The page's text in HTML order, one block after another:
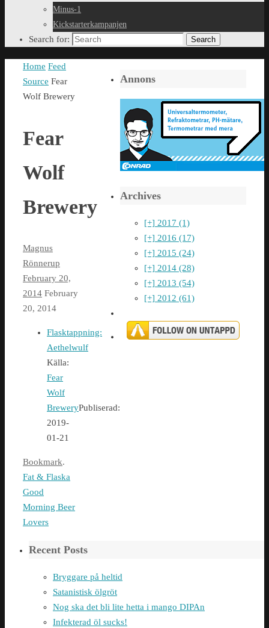
Minus-1
Kickstarterkampanjen
Search for: Search
Home Feed
Source Fear
Wolf Brewery
Fear
Wolf
Brewery
Magnus
Rönnerup
February 20,
2014 February
20, 2014
Flasktappning:
Aethelwulf
Källa:
Fear
Wolf
BreweryPubliserad:
2019-
01-21
Bookmark.
Fat & Flaska
Good
Morning Beer
Lovers
Annons
Archives
[+] 2017 (1)
[+] 2016 (17)
[+] 2015 (24)
[+] 2014 (28)
[+] 2013 (54)
[+] 2012 (61)
Recent Posts
Bryggare på heltid
Satanistisk ölgröt
Nog ska det bli lite hetta i mango DIPAn
Infekterad öl sucks!